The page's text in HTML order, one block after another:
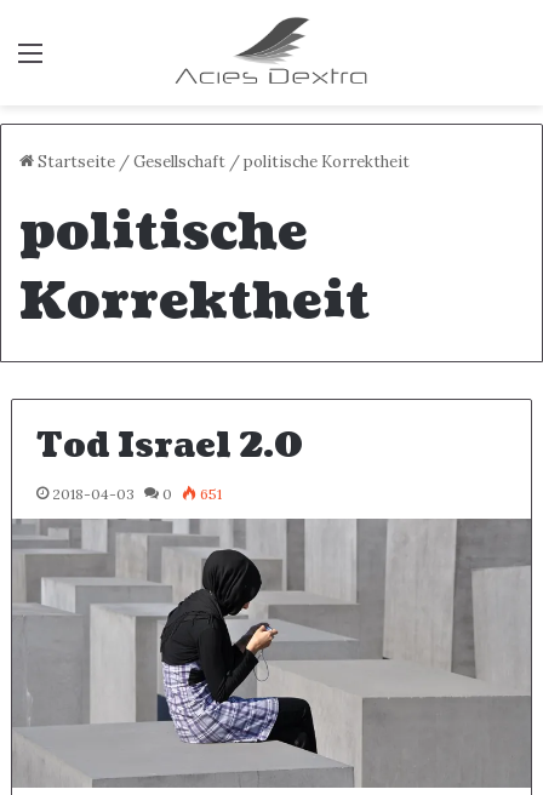
Menü
Startseite /Gesellschaft /politische Korrektheit
politische
Korrektheit
Tod Israel 2.0
2018-04-03 0 651